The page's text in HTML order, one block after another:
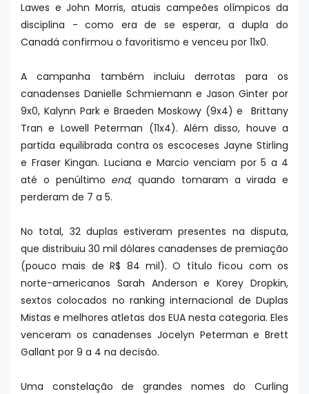
Lawes e John Morris, atuais campeões olímpicos da
disciplina - como era de se esperar, a dupla do
Canadá confirmou o favoritismo e venceu por 11x0.
A campanha também incluiu derrotas para os
canadenses Danielle Schmiemann e Jason Ginter por
9x0, Kalynn Park e Braeden Moskowy (9x4) e Brittany
Tran e Lowell Peterman (11x4). Além disso, houve a
partida equilibrada contra os escoceses Jayne Stirling
e Fraser Kingan. Luciana e Marcio venciam por 5 a 4
até o penúltimo end, quando tomaram a virada e
perderam de 7 a 5.
No total, 32 duplas estiveram presentes na disputa,
que distribuiu 30 mil dólares canadenses de premiação
(pouco mais de R$ 84 mil). O título ficou com os
norte-americanos Sarah Anderson e Korey Dropkin,
sextos colocados no ranking internacional de Duplas
Mistas e melhores atletas dos EUA nesta categoria. Eles
venceram os canadenses Jocelyn Peterman e Brett
Gallant por 9 a 4 na decisão.
Uma constelação de grandes nomes do Curling